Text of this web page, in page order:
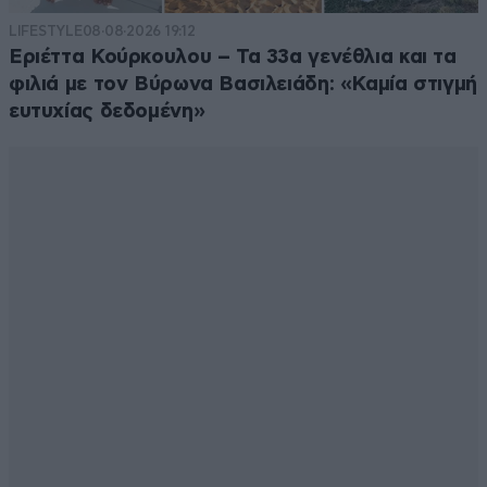
LIFESTYLE08·08·2026 19:12
Εριέττα Κούρκουλου – Τα 33α γενέθλια και τα
φιλιά με τον Βύρωνα Βασιλειάδη: «Καμία στιγμή
ευτυχίας δεδομένη»